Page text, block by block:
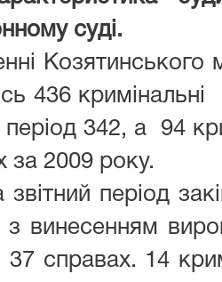
суді.
Козятинського
436
період 342, а 94
за 2009 року.
період
з винесенням
справах. 14